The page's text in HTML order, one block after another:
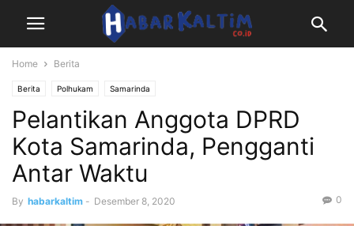
Home Berita
Berita Polhukam Samarinda
Pelantikan Anggota DPRD
Kota Samarinda, Pengganti
Antar Waktu
By habarkaltim - Desember 8, 2020 0